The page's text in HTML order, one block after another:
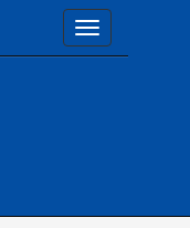
Toggle